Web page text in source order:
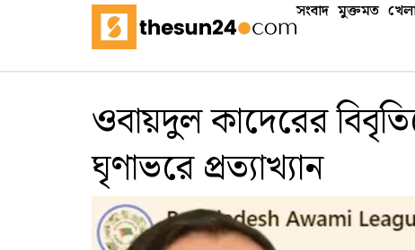
সংবাদ মুক্তমত
ওবায়দুল কাদেরের
ঘৃণাভরে প্রত্যাখ্যান